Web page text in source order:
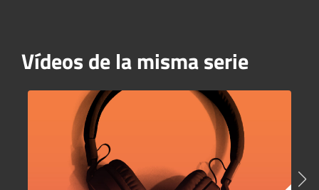
Vídeos de la misma serie